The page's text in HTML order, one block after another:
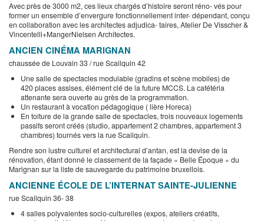
Avec près de 3000 m2, ces lieux chargés d’histoire seront réno- vés pour
former un ensemble d’envergure fonctionnellement inter- dépendant, conçu
en collaboration avec les architectes adjudica- taires, Atelier De Visscher &
Vincentelli+MangerNielsen Architectes.
ANCIEN CINÉMA MARIGNAN
chaussée de Louvain 33 / rue Scailquin 42
Une salle de spectacles modulable (gradins et scène mobiles) de
420 places assises, élément clé de la future MCCS. La cafétéria
attenante sera ouverte au grès de la programmation.
Un restaurant à vocation pédagogique ( lière Horeca)
En toiture de la grande salle de spectacles, trois nouveaux logements
passifs seront créés (studio, appartement 2 chambres, appartement 3
chambres) tournés vers la rue Scailquin.
Rendre son lustre culturel et architectural d’antan, est la devise de la
rénovation, étant donné le classement de la façade « Belle Époque » du
Marignan sur la liste de sauvegarde du patrimoine bruxellois.
ANCIENNE ÉCOLE DE L’INTERNAT SAINTE-JULIENNE
rue Scailquin 36- 38
4 salles polyvalentes socio-culturelles (expos, ateliers créatifs,